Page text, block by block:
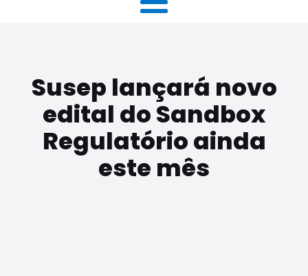
Susep lançará novo
edital do Sandbox
Regulatório ainda
este mês